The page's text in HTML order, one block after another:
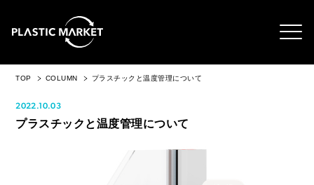
TOP COLUMN プラスチックと温度管理について
2022.10.03
プラスチックと温度管理について